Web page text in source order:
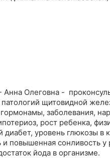
Анна Олеговна -
щитовидной
гормонамы, заболевания,
рост ребенка,
диабет, уровень глюкозы
повышенная сонливость у
йода в организме.